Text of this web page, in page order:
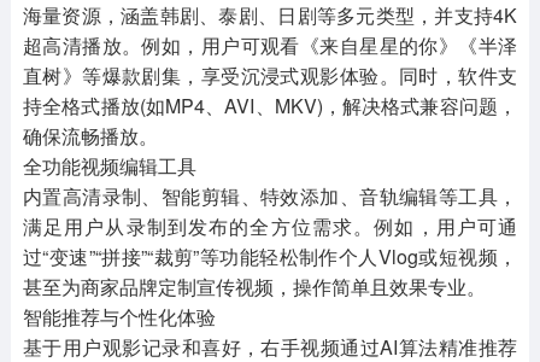
海量资源，涵盖韩剧、泰剧、日剧等多元类型，并支持4K
超高清播放。例如，用户可观看《来自星星的你》《半泽
直树》等爆款剧集，享受沉浸式观影体验。同时，软件支
持全格式播放(如MP4、AVI、MKV)，解决格式兼容问题，
确保流畅播放。
全功能视频编辑工具
内置高清录制、智能剪辑、特效添加、音轨编辑等工具，
满足用户从录制到发布的全方位需求。例如，用户可通
过“变速”“拼接”“裁剪”等功能轻松制作个人Vlog或短视频，
甚至为商家品牌定制宣传视频，操作简单且效果专业。
智能推荐与个性化体验
基于用户观影记录和喜好，右手视频通过AI算法精准推荐